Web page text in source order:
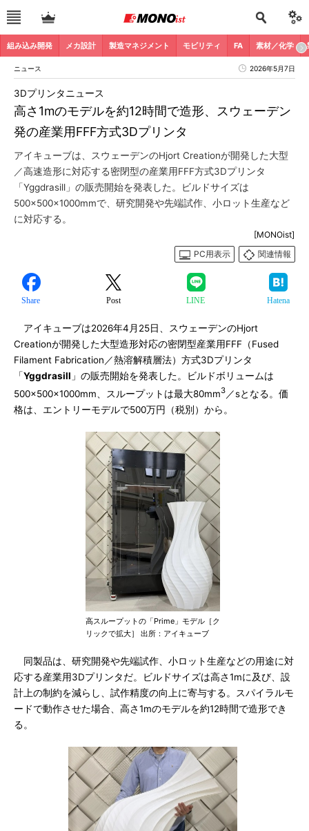
組み込み開発 メカ設計 製造マネジメント モビリティ FA 素材／化学
ニュース 2026年5月7日
高さ1mのモデルを約12時間で造形、スウェーデン
発の産業用FFF方式3Dプリンタ
3Dプリンタニュース
アイキューブは、スウェーデンのHjort Creationが開発した大型
／高速造形に対応する密閉型の産業用FFF方式3Dプリンタ
「Yggdrasill」の販売開始を発表した。ビルドサイズは
500×500×1000mmで、研究開発や先端試作、小ロット生産など
に対応する。
[MONOist]
PC用表示
関連情報
Share Post LINE Hatena
アイキューブは2026年4月25日、スウェーデンのHjort
Creationが開発した大型造形対応の密閉型産業用FFF（Fused
Filament Fabrication／熱溶解積層法）方式3Dプリンタ
「Yggdrasill 」の販売開始を発表した。ビルドボリュームは
500×500×1000mm、スループットは最大80mm3 ／sとなる。価
格は、エントリーモデルで500万円（税別）から。
高スループットの「Prime」モデル［ク
リックで拡大］ 出所：アイキューブ
同製品は、研究開発や先端試作、小ロット生産などの用途に対
応する産業用3Dプリンタだ。ビルドサイズは高さ1mに及び、設
計上の制約を減らし、試作精度の向上に寄与する。スパイラルモ
ードで動作させた場合、高さ1mのモデルを約12時間で造形でき
る。